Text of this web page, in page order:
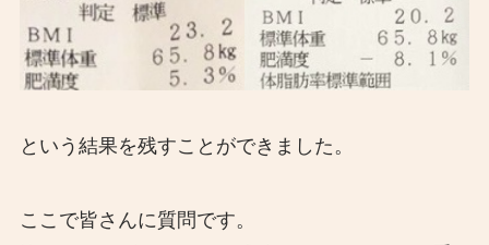
という結果を残すことができました。
ここで皆さんに質問です。